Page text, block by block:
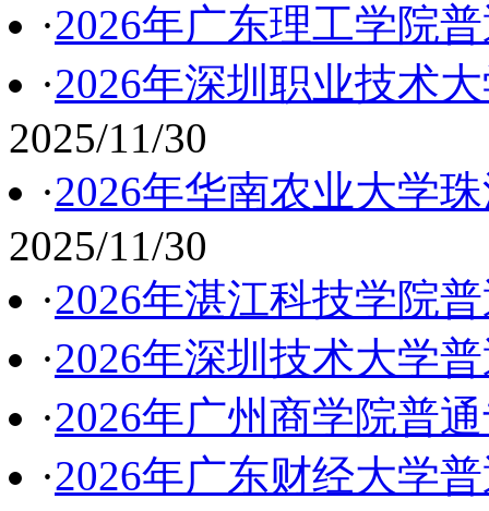
·2026年广东理工学院
·2026年深圳职业技术
2025/11/30
·2026年华南农业大学
2025/11/30
·2026年湛江科技学院
·2026年深圳技术大学
·2026年广州商学院普
·2026年广东财经大学